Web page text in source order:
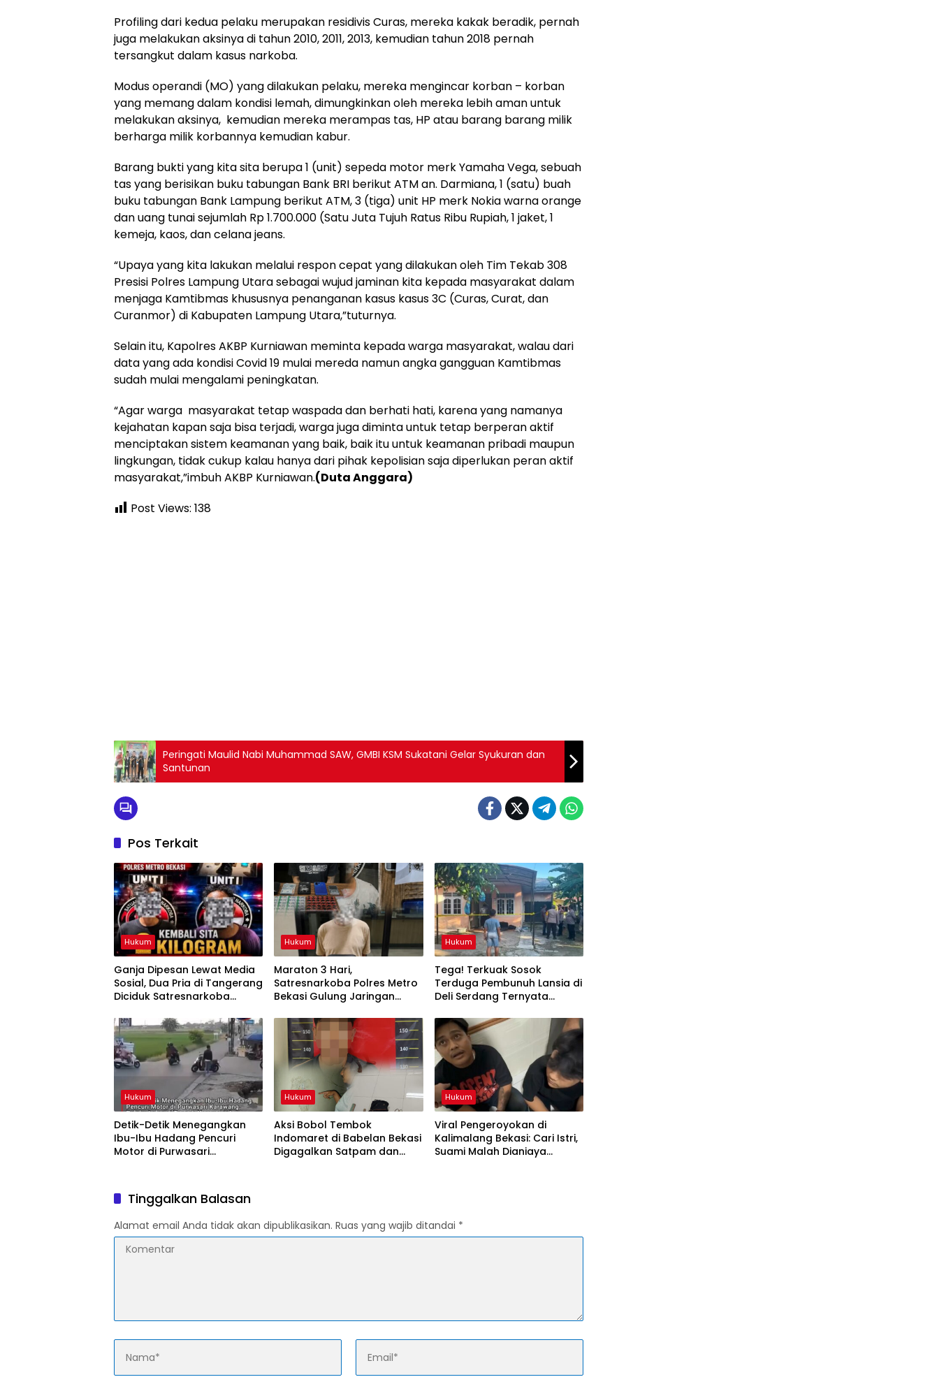
Profiling dari kedua pelaku merupakan residivis Curas, mereka kakak beradik, pernah
juga melakukan aksinya di tahun 2010, 2011, 2013, kemudian tahun 2018 pernah
tersangkut dalam kasus narkoba.
Modus operandi (MO) yang dilakukan pelaku, mereka mengincar korban – korban
yang memang dalam kondisi lemah, dimungkinkan oleh mereka lebih aman untuk
melakukan aksinya, kemudian mereka merampas tas, HP atau barang barang milik
berharga milik korbannya kemudian kabur.
Barang bukti yang kita sita berupa 1 (unit) sepeda motor merk Yamaha Vega, sebuah
tas yang berisikan buku tabungan Bank BRI berikut ATM an. Darmiana, 1 (satu) buah
buku tabungan Bank Lampung berikut ATM, 3 (tiga) unit HP merk Nokia warna orange
dan uang tunai sejumlah Rp 1.700.000 (Satu Juta Tujuh Ratus Ribu Rupiah, 1 jaket, 1
kemeja, kaos, dan celana jeans.
“Upaya yang kita lakukan melalui respon cepat yang dilakukan oleh Tim Tekab 308
Presisi Polres Lampung Utara sebagai wujud jaminan kita kepada masyarakat dalam
menjaga Kamtibmas khususnya penanganan kasus kasus 3C (Curas, Curat, dan
Curanmor) di Kabupaten Lampung Utara,”tuturnya.
Selain itu, Kapolres AKBP Kurniawan meminta kepada warga masyarakat, walau dari
data yang ada kondisi Covid 19 mulai mereda namun angka gangguan Kamtibmas
sudah mulai mengalami peningkatan.
“Agar warga masyarakat tetap waspada dan berhati hati, karena yang namanya
kejahatan kapan saja bisa terjadi, warga juga diminta untuk tetap berperan aktif
menciptakan sistem keamanan yang baik, baik itu untuk keamanan pribadi maupun
lingkungan, tidak cukup kalau hanya dari pihak kepolisian saja diperlukan peran aktif
masyarakat,”imbuh AKBP Kurniawan.(Duta Anggara)
Post Views: 138
Peringati Maulid Nabi Muhammad SAW, GMBI KSM Sukatani Gelar Syukuran dan
Santunan
Pos Terkait
Hukum
Ganja Dipesan Lewat Media
Sosial, Dua Pria di Tangerang
Diciduk Satresnarkoba
Hukum
Maraton 3 Hari,
Satresnarkoba Polres Metro
Bekasi Gulung Jaringan
Hukum
Tega! Terkuak Sosok
Terduga Pembunuh Lansia di
Deli Serdang Ternyata
Korban
Hukum
Detik-Detik Menegangkan
Ibu-Ibu Hadang Pencuri
Motor di Purwasari
Hukum
Aksi Bobol Tembok
Indomaret di Babelan Bekasi
Digagalkan Satpam dan
Hukum
Viral Pengeroyokan di
Kalimalang Bekasi: Cari Istri,
Suami Malah Dianiaya
Tinggalkan Balasan
Alamat email Anda tidak akan dipublikasikan. Ruas yang wajib ditandai *